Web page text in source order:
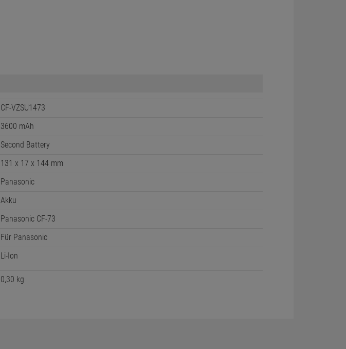
CF-VZSU1473
3600 mAh
Second Battery
131 x 17 x 144 mm
Panasonic
Akku
Panasonic CF-73
Für Panasonic
Li-Ion
0,30 kg